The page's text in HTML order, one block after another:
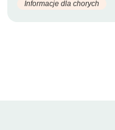
Informacje dla chorych